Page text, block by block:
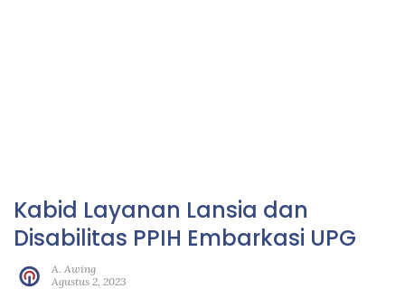
Kabid Layanan Lansia dan
Disabilitas PPIH Embarkasi UPG
A. Awing
Agustus 2, 2023